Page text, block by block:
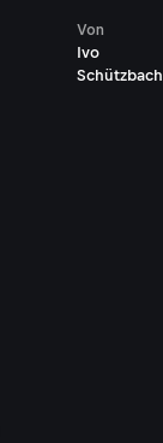
Ivo
Schützbach
Von